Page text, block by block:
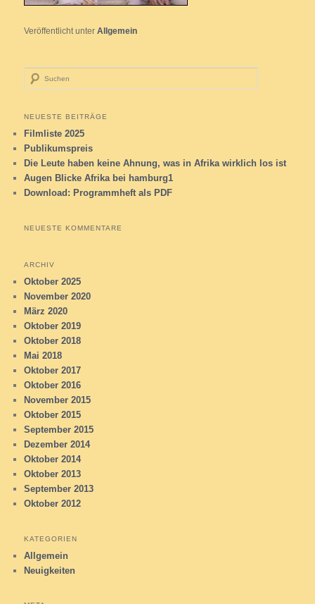
Veröffentlicht unter Allgemein
Suchen
NEUESTE BEITRÄGE
Filmliste 2025
Publikumspreis
Die Leute haben keine Ahnung, was in Afrika wirklich los ist
Augen Blicke Afrika bei hamburg1
Download: Programmheft als PDF
NEUESTE KOMMENTARE
ARCHIV
Oktober 2025
November 2020
März 2020
Oktober 2019
Oktober 2018
Mai 2018
Oktober 2017
Oktober 2016
November 2015
Oktober 2015
September 2015
Dezember 2014
Oktober 2014
Oktober 2013
September 2013
Oktober 2012
KATEGORIEN
Allgemein
Neuigkeiten